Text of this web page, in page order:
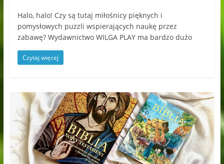
Halo, halo! Czy są tutaj miłośnicy pięknych i
pomysłowych puzzli wspierających naukę przez
zabawę? Wydawnictwo WILGA PLAY ma bardzo dużo
Czytaj więcej